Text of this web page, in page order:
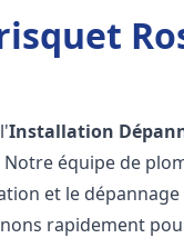
Installation
équipe de
et le
rapidement